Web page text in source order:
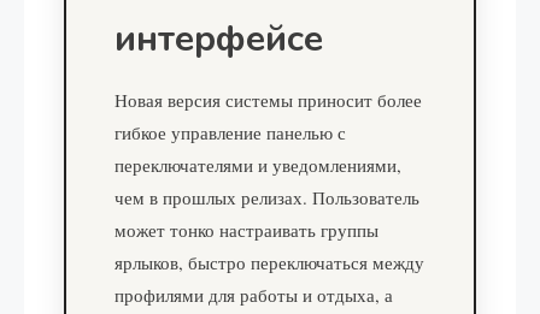
интерфейсе
Новая версия системы приносит более
гибкое управление панелью с
переключателями и уведомлениями,
чем в прошлых релизах. Пользователь
может тонко настраивать группы
ярлыков, быстро переключаться между
профилями для работы и отдыха, а